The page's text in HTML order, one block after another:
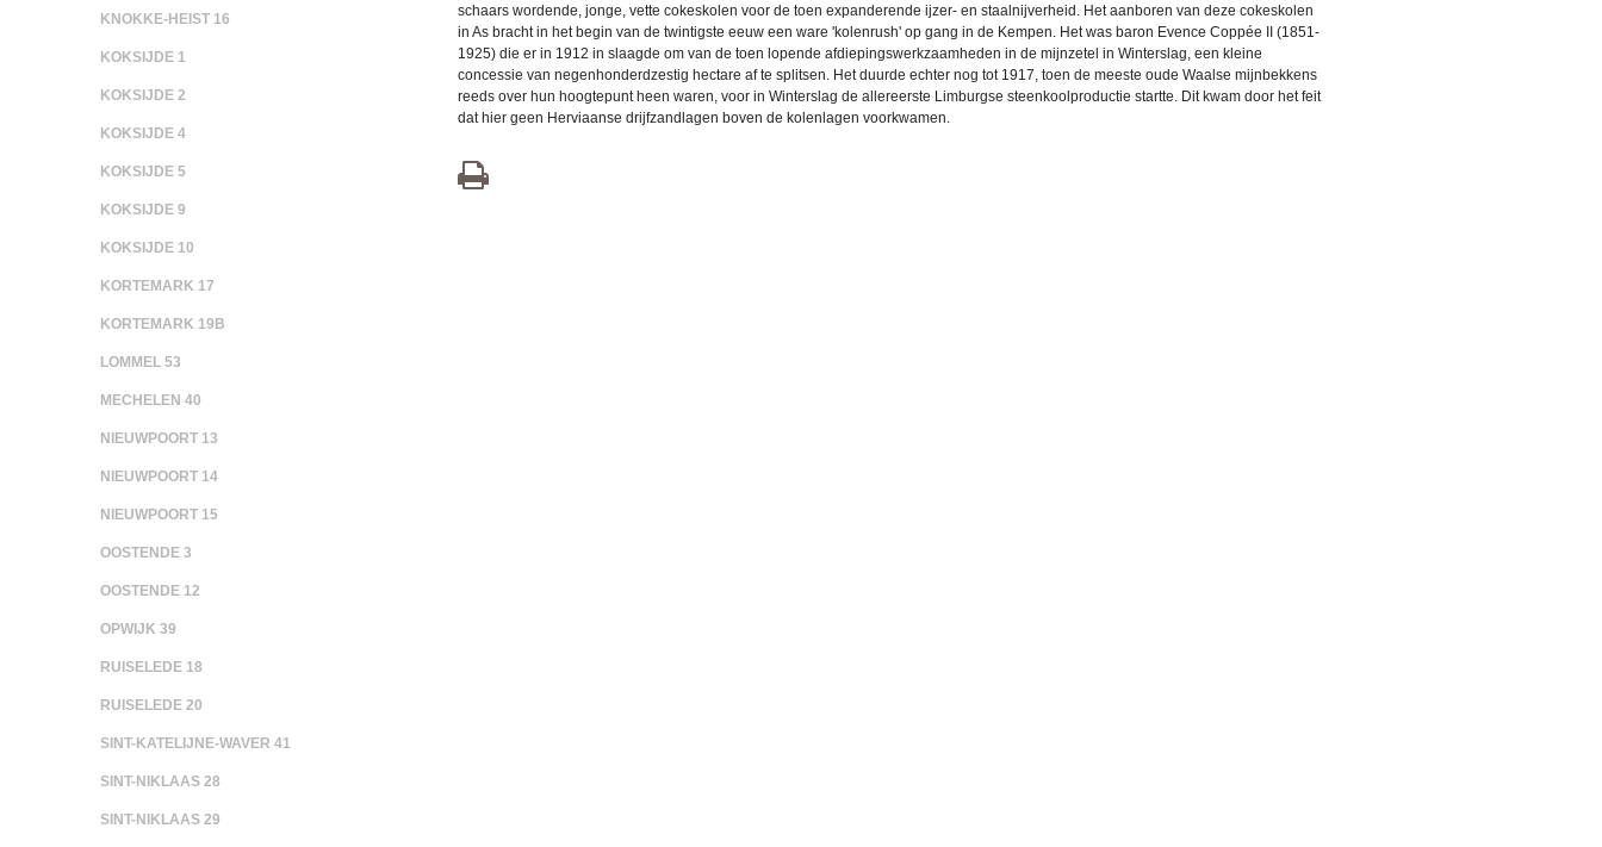
KNOKKE-HEIST 16
KOKSIJDE 1
KOKSIJDE 2
KOKSIJDE 4
KOKSIJDE 5
KOKSIJDE 9
KOKSIJDE 10
KORTEMARK 17
KORTEMARK 19B
LOMMEL 53
MECHELEN 40
NIEUWPOORT 13
NIEUWPOORT 14
NIEUWPOORT 15
OOSTENDE 3
OOSTENDE 12
OPWIJK 39
RUISELEDE 18
RUISELEDE 20
SINT-KATELIJNE-WAVER 41
SINT-NIKLAAS 28
SINT-NIKLAAS 29
schaars wordende, jonge, vette cokeskolen voor de toen expanderende ijzer- en staalnijverheid. Het aanboren van deze cokeskolen
in As bracht in het begin van de twintigste eeuw een ware 'kolenrush' op gang in de Kempen. Het was baron Evence Coppée II (1851-
1925) die er in 1912 in slaagde om van de toen lopende afdiepingswerkzaamheden in de mijnzetel in Winterslag, een kleine
concessie van negenhonderdzestig hectare af te splitsen. Het duurde echter nog tot 1917, toen de meeste oude Waalse mijnbekkens
reeds over hun hoogtepunt heen waren, voor in Winterslag de allereerste Limburgse steenkoolproductie startte. Dit kwam door het feit
dat hier geen Herviaanse drijfzandlagen boven de kolenlagen voorkwamen.